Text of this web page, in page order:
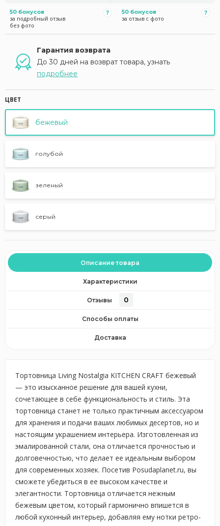
50 бонусов
за подробный отзыв
без фото
50 бонусов
за отзыв с фото
Гарантия возврата
До 30 дней на возврат товара, узнать
подробнее
ЦВЕТ
бежевый
голубой
зеленый
серый
Описание товара
Характеристики
Отзывы 0
Способы оплаты
Доставка
Тортовница Living Nostalgia KITCHEN CRAFT бежевый
— это изысканное решение для вашей кухни,
сочетающее в себе функциональность и стиль. Эта
тортовница станет не только практичным аксессуаром
для хранения и подачи ваших любимых десертов, но и
настоящим украшением интерьера. Изготовленная из
эмалированной стали, она отличается прочностью и
долговечностью, что делает ее идеальным выбором
для современных хозяек. Посетив Posudaplanet.ru, вы
сможете убедиться в ее высоком качестве и
элегантности. Тортовница отличается нежным
бежевым цветом, который гармонично впишется в
любой кухонный интерьер, добавляя ему нотки ретро-